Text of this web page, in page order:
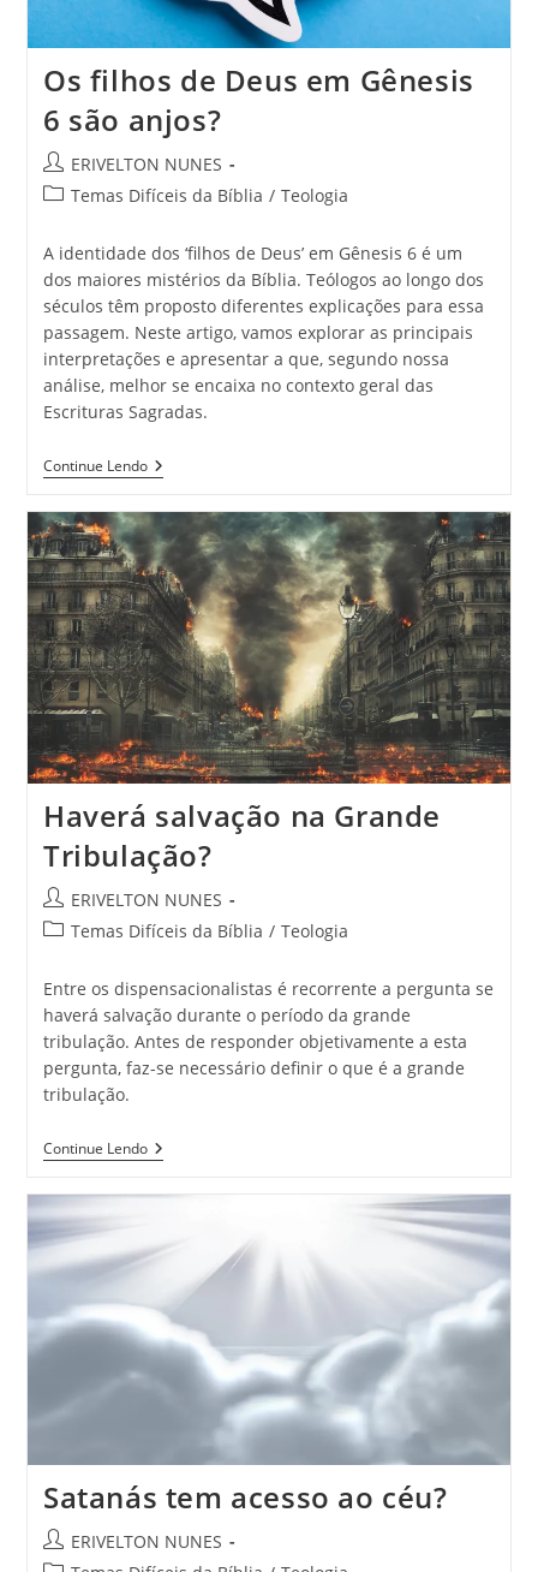
Os filhos de Deus em Gênesis
6 são anjos?
ERIVELTON NUNES
Temas Difíceis da Bíblia / Teologia
A identidade dos ‘filhos de Deus’ em Gênesis 6 é um
dos maiores mistérios da Bíblia. Teólogos ao longo dos
séculos têm proposto diferentes explicações para essa
passagem. Neste artigo, vamos explorar as principais
interpretações e apresentar a que, segundo nossa
análise, melhor se encaixa no contexto geral das
Escrituras Sagradas.
Continue Lendo
Haverá salvação na Grande
Tribulação?
ERIVELTON NUNES
Temas Difíceis da Bíblia / Teologia
Entre os dispensacionalistas é recorrente a pergunta se
haverá salvação durante o período da grande
tribulação. Antes de responder objetivamente a esta
pergunta, faz-se necessário definir o que é a grande
tribulação.
Continue Lendo
Satanás tem acesso ao céu?
ERIVELTON NUNES